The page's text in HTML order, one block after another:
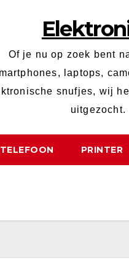
Of je nu op zoek bent
laptops,
snufjes, wij
uitgezocht.
PRINTER